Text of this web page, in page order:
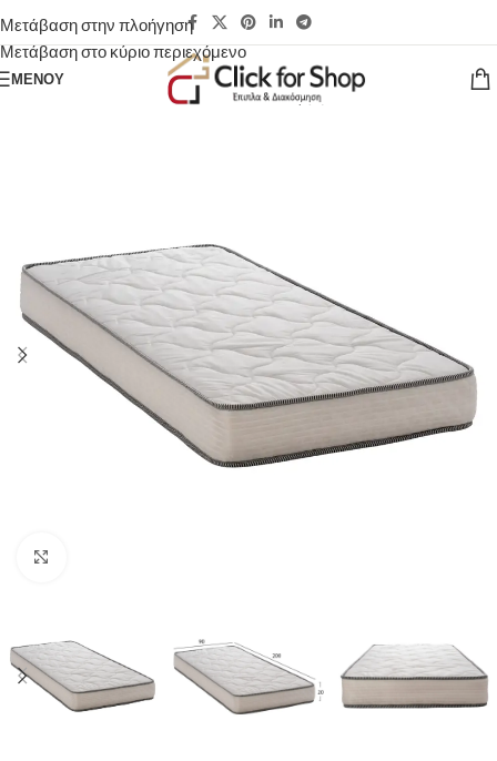
Μετάβαση στην πλοήγηση
Μετάβαση στο κύριο περιεχόμενο
ΜΕΝΟΎ